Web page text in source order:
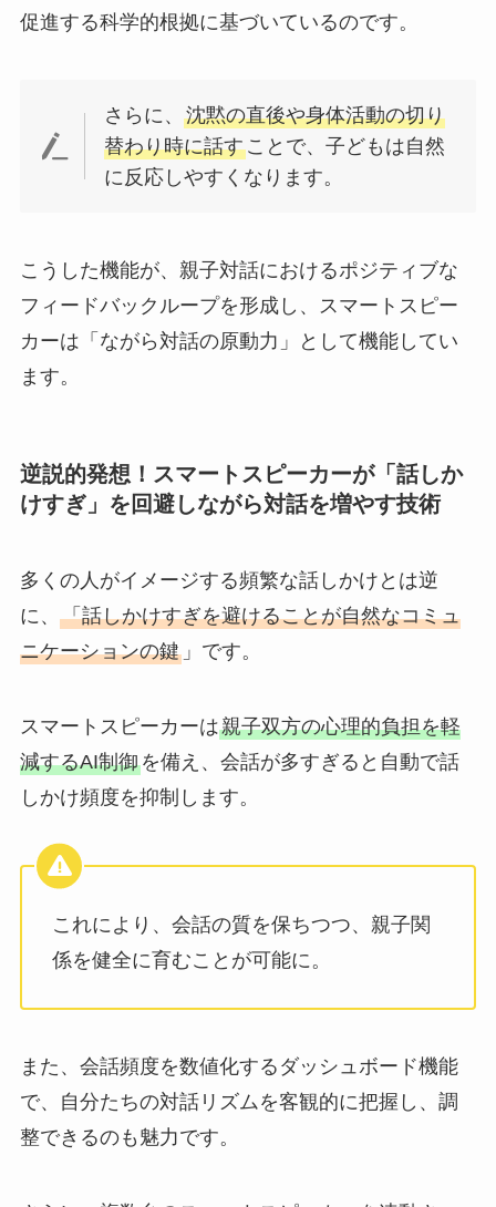
促進する科学的根拠に基づいているのです。
さらに、沈黙の直後や身体活動の切り
替わり時に話すことで、子どもは自然
に反応しやすくなります。
こうした機能が、親子対話におけるポジティブな
フィードバックループを形成し、スマートスピー
カーは「ながら対話の原動力」として機能してい
ます。
逆説的発想！スマートスピーカーが「話しか
けすぎ」を回避しながら対話を増やす技術
多くの人がイメージする頻繁な話しかけとは逆
に、 「話しかけすぎを避けることが自然なコミュ
ニケーションの鍵」です。
スマートスピーカーは親子双方の心理的負担を軽
減するAI制御を備え、会話が多すぎると自動で話
しかけ頻度を抑制します。
これにより、会話の質を保ちつつ、親子関
係を健全に育むことが可能に。
また、会話頻度を数値化するダッシュボード機能
で、自分たちの対話リズムを客観的に把握し、調
整できるのも魅力です。